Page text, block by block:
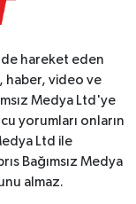
hareket eden
haber, video ve
Medya Ltd'ye
yorumları onların
Ltd ile
Bağımsız Medya
almaz.